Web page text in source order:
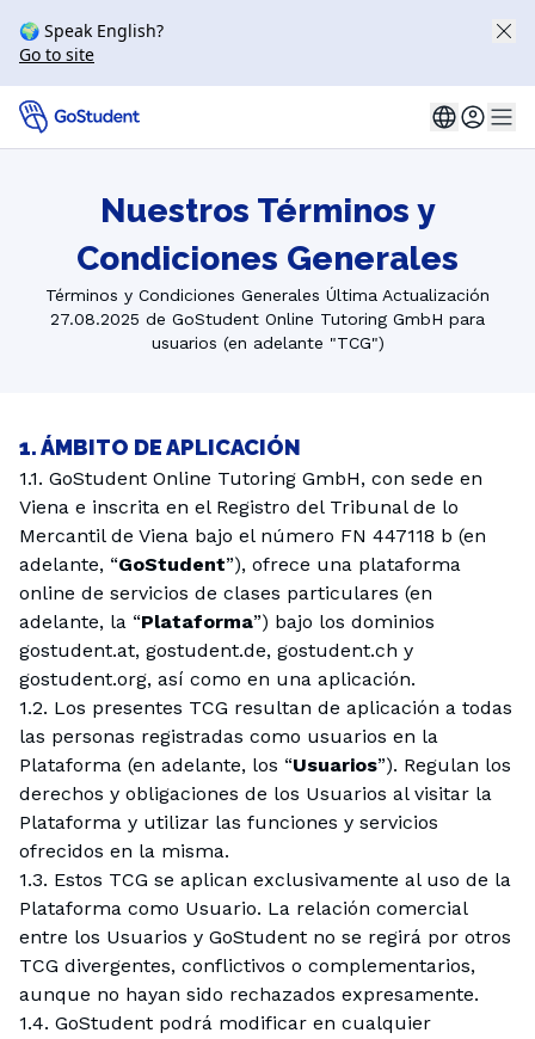
🌍 Speak English?
Go to site
Nuestros Términos y
Condiciones Generales
Términos y Condiciones Generales Última Actualización
27.08.2025 de GoStudent Online Tutoring GmbH para
usuarios (en adelante "TCG")
1. ÁMBITO DE APLICACIÓN
1.1. GoStudent Online Tutoring GmbH, con sede en
Viena e inscrita en el Registro del Tribunal de lo
Mercantil de Viena bajo el número FN 447118 b (en
adelante, “GoStudent”), ofrece una plataforma
online de servicios de clases particulares (en
adelante, la “Plataforma”) bajo los dominios
gostudent.at, gostudent.de, gostudent.ch y
gostudent.org, así como en una aplicación.
1.2. Los presentes TCG resultan de aplicación a todas
las personas registradas como usuarios en la
Plataforma (en adelante, los “Usuarios”). Regulan los
derechos y obligaciones de los Usuarios al visitar la
Plataforma y utilizar las funciones y servicios
ofrecidos en la misma.
1.3. Estos TCG se aplican exclusivamente al uso de la
Plataforma como Usuario. La relación comercial
entre los Usuarios y GoStudent no se regirá por otros
TCG divergentes, conflictivos o complementarios,
aunque no hayan sido rechazados expresamente.
1.4. GoStudent podrá modificar en cualquier